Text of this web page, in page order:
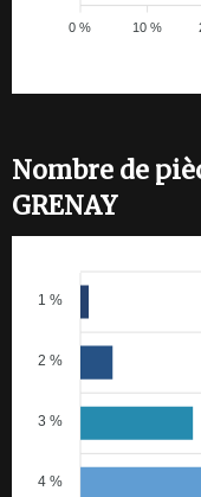
10 %
0 %
Nombre de
GRENAY
1 %
2 %
3 %
4 %